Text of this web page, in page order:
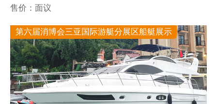
售价：面议
第六届消博会三亚国际游艇分展区船艇展示